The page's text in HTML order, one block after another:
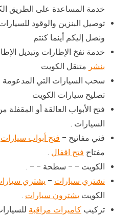
خدمة المساعدة على الطريق
توصيل البنزين والوقود
ونصل إليكم أينما كنتم
خدمة نفخ الإطارات وتبديل
بنشر متنقل الكويت
سحب السيارات التي المدعومة
تصليح سيارات الكويت
فتح الأبواب العالقة أو
السيارات .
فني مفاتيح – فتح أبواب سيارات
مفتاح فتح اقفال .
الكويت – – سطحة – – .
نشتري سيارات – يشتري
الكويت يشترون سيارات .
تركيب كاميرات مراقبة